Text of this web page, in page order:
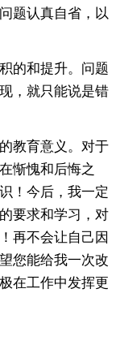
题认真自省，以
的和提升。问题
，就只能说是错
教育意义。对于
惭愧和后悔之
！今后，我一定
要求和学习，对
再不会让自己因
您能给我一次改
在工作中发挥更